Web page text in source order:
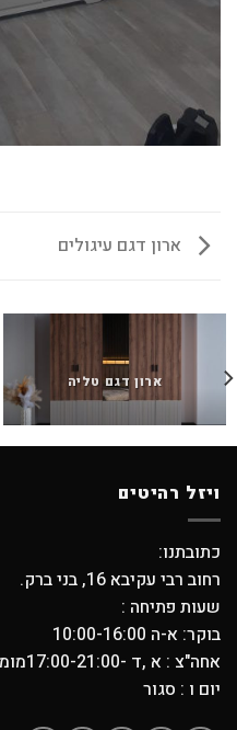
ארון דגם עיגולים
ארון דגם טליה
ויזל רהיטים
כתובתנו:
רחוב רבי עקיבא 16, בני ברק.
שעות פתיחה :
בוקר: א-ה 10:00-16:00
אחה"צ : א ,ד -17:00-21:00מומלץ לתאם!
יום ו : סגור